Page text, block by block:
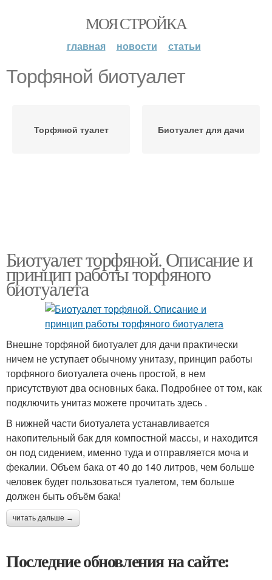
МОЯ СТРОЙКА
главная новости статьи
Торфяной биотуалет
Торфяной туалет Биотуалет для дачи
Биотуалет торфяной. Описание и
принцип работы торфяного
биотуалета
Внешне торфяной биотуалет для дачи практически
ничем не уступает обычному унитазу, принцип работы
торфяного биотуалета очень простой, в нем
присутствуют два основных бака. Подробнее от том, как
подключить унитаз можете прочитать здесь .
В нижней части биотуалета устанавливается
накопительный бак для компостной массы, и находится
он под сидением, именно туда и отправляется моча и
фекалии. Объем бака от 40 до 140 литров, чем больше
человек будет пользоваться туалетом, тем больше
должен быть объём бака!
читать дальше →
Последние обновления на сайте: